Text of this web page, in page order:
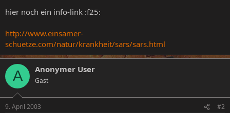
hier noch ein info-link :f25:
http://www.einsamer-
schuetze.com/natur/krankheit/sars/sars.html
A Anonymer User
Gast
9. April 2003 #2